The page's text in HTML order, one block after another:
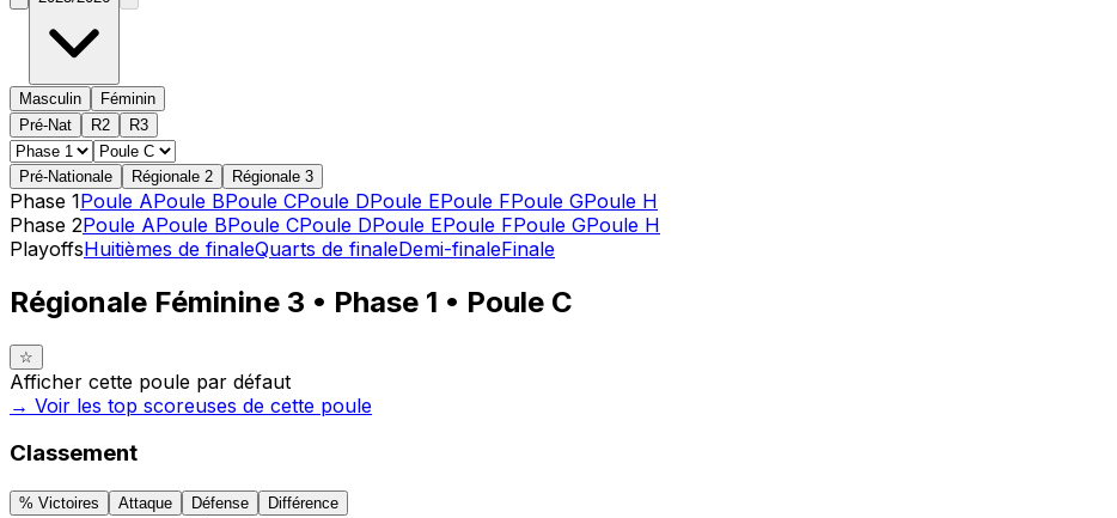
Masculin
Féminin
Pré-Nat
R2 R3
Pré-Nationale Régionale 2 Régionale 3
Phase 1Poule APoule BPoule CPoule DPoule EPoule FPoule GPoule H
Phase 2Poule APoule BPoule CPoule DPoule EPoule FPoule GPoule H
PlayoffsHuitièmes de finaleQuarts de finaleDemi-finaleFinale
Régionale Féminine 3 • Phase 1 • Poule C
☆
Afficher cette poule par défaut
→ Voir les top scoreuses de cette poule
Classement
% Victoires Attaque Défense Différence